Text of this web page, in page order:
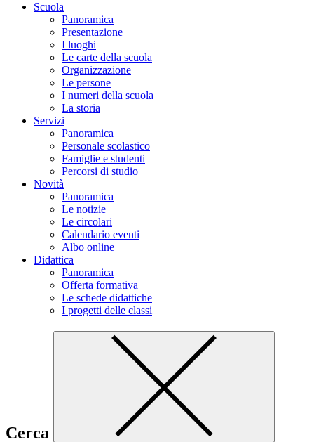
Scuola
Panoramica
Presentazione
I luoghi
Le carte della scuola
Organizzazione
Le persone
I numeri della scuola
La storia
Servizi
Panoramica
Personale scolastico
Famiglie e studenti
Percorsi di studio
Novità
Panoramica
Le notizie
Le circolari
Calendario eventi
Albo online
Didattica
Panoramica
Offerta formativa
Le schede didattiche
I progetti delle classi
Cerca